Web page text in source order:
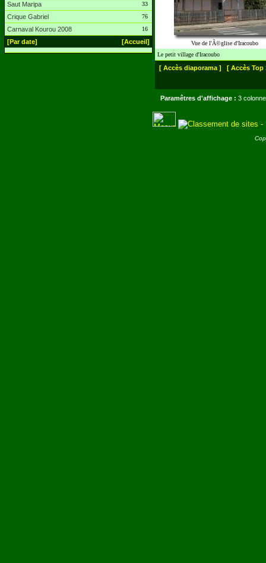
Saut Maripa 33
Crique Gabriel 76
Carnaval Kourou 2008 16
[Par date] [Accueil]
Vue de l'Ã©glise d'Iracoubo
Le petit village d'Iracoubo
[ Accès diaporama ] [ Accès Top
Paramêtres d'affichage : 3